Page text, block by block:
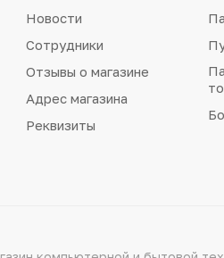
Новости
Сотрудники
Отзывы о магазине
Адрес магазина
Реквизиты